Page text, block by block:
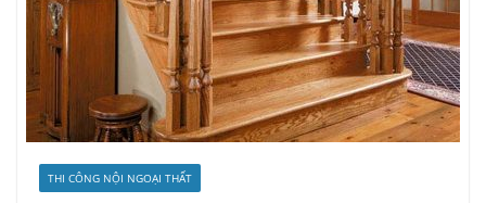
THI CÔNG NỘI NGOẠI THẤT